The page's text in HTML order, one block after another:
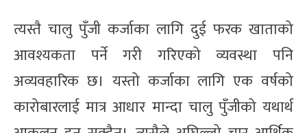
त्यस्तै चालु पुँजी कर्जाका लागि दुई फरक खाताको
आवश्यकता पर्ने गरी गरिएको व्यवस्था पनि
अव्यवहारिक छ। यस्तो कर्जाका लागि एक वर्षको
कारोबारलाई मात्र आधार मान्दा चालु पुँजीको यथार्थ